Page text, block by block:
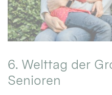
6. Welttag der
Senioren